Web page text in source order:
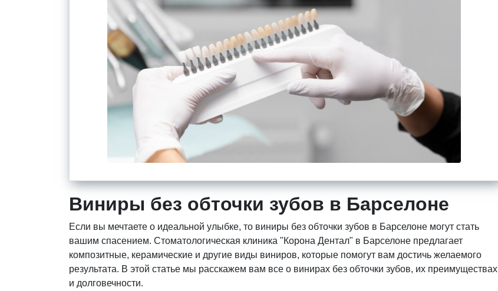
Виниры без обточки зубов в Барселоне
Если вы мечтаете о идеальной улыбке, то виниры без обточки зубов в Барселоне могут стать
вашим спасением. Стоматологическая клиника "Корона Дентал" в Барселоне предлагает
композитные, керамические и другие виды виниров, которые помогут вам достичь желаемого
результата. В этой статье мы расскажем вам все о винирах без обточки зубов, их преимуществах
и долговечности.